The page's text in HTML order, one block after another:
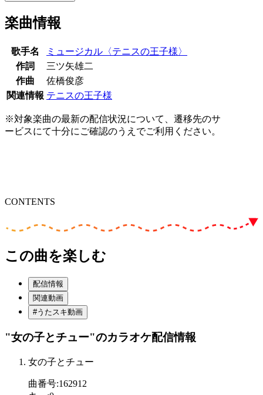
楽曲情報
歌手名
ミュージカル〈テニスの王子様〉
作詞
三ツ矢雄二
作曲
佐橋俊彦
関連情報 テニスの王子様
※対象楽曲の最新の配信状況について、遷移先のサ
ービスにて十分にご確認のうえでご利用ください。
CONTENTS
この曲を楽しむ
配信情報
関連動画
#うたスキ動画
"女の子とチュー"のカラオケ配信情報
女の子とチュー
曲番号:162912